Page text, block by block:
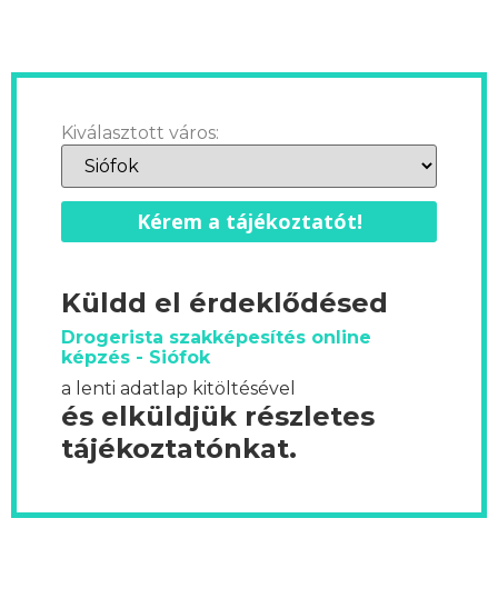
Kiválasztott város:
Kérem a tájékoztatót!
Küldd el érdeklődésed
Drogerista szakképesítés online
képzés - Siófok
a lenti adatlap kitöltésével
és elküldjük részletes
tájékoztatónkat.